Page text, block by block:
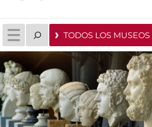
TODOS LOS